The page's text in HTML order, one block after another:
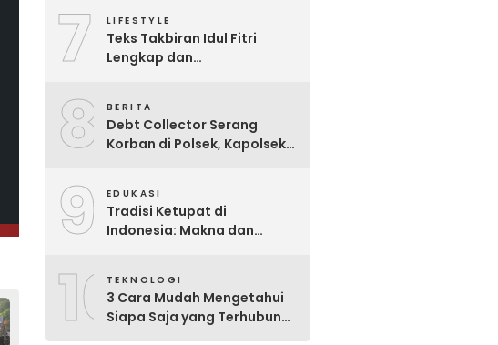
7 LIFESTYLE
Teks Takbiran Idul Fitri
Lengkap dan
8 BERITA
Debt Collector Serang
Korban di Polsek, Kapolsek
9 EDUKASI
Tradisi Ketupat di
Indonesia: Makna dan
10TEKNOLOGI
3 Cara Mudah Mengetahui
Siapa Saja yang Terhubung